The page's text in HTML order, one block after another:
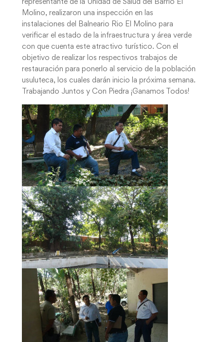
representante de la Unidad de Salud del Barrio El
Molino, realizaron una inspección en las
instalaciones del Balneario Rio El Molino para
verificar el estado de la infraestructura y área verde
con que cuenta este atractivo turístico. Con el
objetivo de realizar los respectivos trabajos de
restauración para ponerlo al servicio de la población
usuluteca, los cuales darán inicio la próxima semana.
Trabajando Juntos y Con Piedra ¡Ganamos Todos!